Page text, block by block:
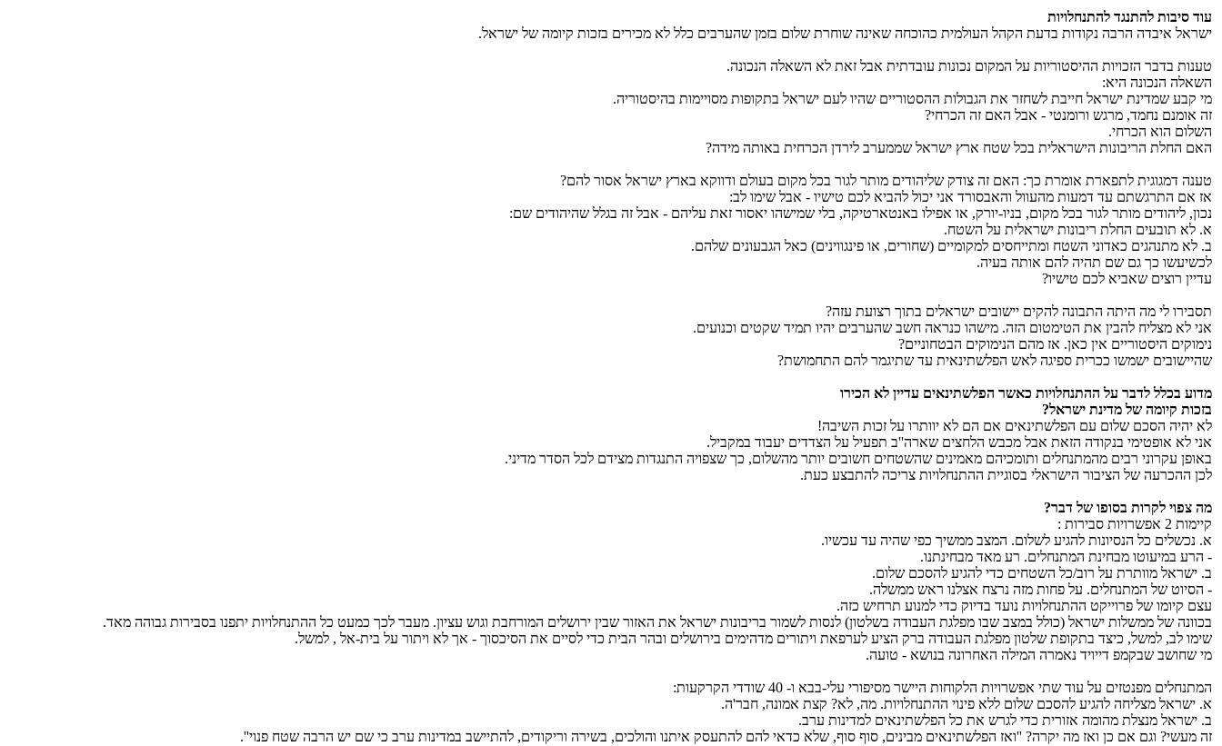
עוד סיבות להתנגד להתנחלויות
ישראל איבדה הרבה נקודות בדעת הקהל העולמית כהוכחה שאינה שוחרת שלום בזמן שהערבים כלל לא מכירים בזכות קיומה של ישראל.
טענות בדבר הזכויות ההיסטוריות על המקום נכונות עובדתית אבל זאת לא השאלה הנכונה.
השאלה הנכונה היא:
מי קבע שמדינת ישראל חייבת לשחזר את הגבולות ההסטוריים שהיו לעם ישראל בתקופות מסויימות בהיסטוריה.
זה אומנם נחמד, מרגש ורומנטי - אבל האם זה הכרחי?
השלום הוא הכרחי.
האם החלת הריבונות הישראלית בכל שטח ארץ ישראל שממערב לירדן הכרחית באותה מידה?
טענה דמגוגית לתפארת אומרת כך: האם זה צודק שליהודים מותר לגור בכל מקום בעולם ודווקא בארץ ישראל אסור להם?
אז אם התרגשתם עד דמעות מהעוול והאבסורד אני יכול להביא לכם טישיו - אבל שימו לב:
נכון, ליהודים מותר לגור בכל מקום, בניו-יורק, או אפילו באנטארטיקה, בלי שמישהו יאסור זאת עליהם - אבל זה בגלל שהיהודים שם:
א. לא תובעים החלת ריבונות ישראלית על השטח.
ב. לא מתנהגים כאדוני השטח ומתייחסים למקומיים (שחורים, או פינגווינים) כאל הגבעונים שלהם.
לכשיעשו כך גם שם תהיה להם אותה בעיה.
עדיין רוצים שאביא לכם טישיו?
תסבירו לי מה היתה התבונה להקים יישובים ישראלים בתוך רצועת עזה?
אני לא מצליח להבין את הטימטום הזה. מישהו כנראה חשב שהערבים יהיו תמיד שקטים וכנועים.
נימוקים היסטוריים אין כאן. אז מהם הנימוקים הבטחוניים?
שהיישובים ישמשו ככרית ספיגה לאש הפלשתינאית עד שתיגמר להם התחמושת?
מדוע בכלל לדבר על ההתנחלויות כאשר הפלשתינאים עדיין לא הכירו
בזכות קיומה של מדינת ישראל?
לא יהיה הסכם שלום עם הפלשתינאים אם הם לא יוותרו על זכות השיבה!
אני לא אופטימי בנקודה הזאת אבל מכבש הלחצים שארה''ב תפעיל על הצדדים יעבוד במקביל.
באופן עקרוני רבים מהמתנחלים ותומכיהם מאמינים שהשטחים חשובים יותר מהשלום, כך שצפויה התנגדות מצידם לכל הסדר מדיני.
לכן ההכרעה של הציבור הישראלי בסוגיית ההתנחלויות צריכה להתבצע כעת.
מה צפוי לקרות בסופו של דבר?
קיימות 2 אפשרויות סבירות :
א. נכשלים כל הנסיונות להגיע לשלום. המצב ממשיך כפי שהיה עד עכשיו.
- הרע במיעוטו מבחינת המתנחלים. רע מאד מבחינתנו.
ב. ישראל מוותרת על רוב/כל השטחים כדי להגיע להסכם שלום.
- הסיוט של המתנחלים. על פחות מזה נרצח אצלנו ראש ממשלה.
עצם קיומו של פרוייקט ההתנחלויות נועד בדיוק כדי למנוע תרחיש כזה.
בכוונה של ממשלות ישראל (כולל במצב שבו מפלגת העבודה בשלטון) לנסות לשמור בריבונות ישראל את האזור שבין ירושלים המורחבת וגוש עציון. מעבר לכך כמעט כל ההתנחלויות יתפנו בסבירות גבוהה מאד.
שימו לב, למשל, כיצד בתקופת שלטון מפלגת העבודה ברק הציע לערפאת ויתורים מדהימים בירושלים ובהר הבית כדי לסיים את הסיכסוך - אך לא ויתור על בית-אל , למשל.
מי שחושב שבקמפ דייויד נאמרה המילה האחרונה בנושא - טועה.
המתנחלים מפנטזים על עוד שתי אפשרויות הלקוחות היישר מסיפורי עלי-בבא ו- 40 שודדי הקרקעות:
א. ישראל מצליחה להגיע להסכם שלום ללא פינוי ההתנחלויות. מה, לא? קצת אמונה, חבר'ה.
ב. ישראל מנצלת מהומה אזורית כדי לגרש את כל הפלשתינאים למדינות ערב.
זה מעשי? וגם אם כן ואז מה יקרה? ''ואז הפלשתינאים מבינים, סוף סוף, שלא כדאי להם להתעסק איתנו והולכים, בשירה וריקודים, להתיישב במדינות ערב כי שם יש הרבה שטח פנוי''.